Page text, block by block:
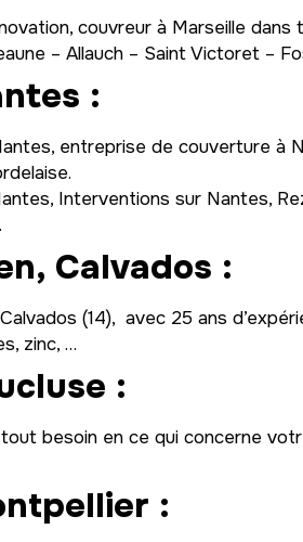
couvreur à Marseille
– Allauch – Saint Victoret –
:
entreprise de couverture à
Interventions sur Nantes,
Calvados :
(14), avec 25 ans
zinc, …
:
besoin en ce qui concerne
: